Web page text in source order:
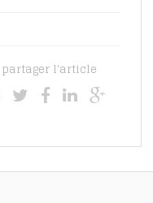
partager l'article